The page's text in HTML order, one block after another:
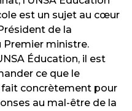
est un sujet au cœur
de la
Premier ministre.
Éducation, il est
ce que le
concrètement pour
au mal-être de la